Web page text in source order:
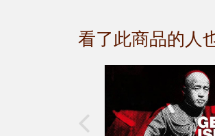
看了此商品的人